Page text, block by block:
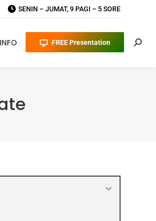
SENIN – JUMAT, 9 PAGI – 5 SORE
INFO FREE Presentation